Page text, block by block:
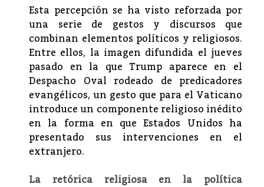
Esta percepción se ha visto reforzada por
una serie de gestos y discursos que
combinan elementos políticos y religiosos.
Entre ellos, la imagen difundida el jueves
pasado en la que Trump aparece en el
Despacho Oval rodeado de predicadores
evangélicos, un gesto que para el Vaticano
introduce un componente religioso inédito
en la forma en que Estados Unidos ha
presentado sus intervenciones en el
extranjero.
La retórica religiosa en la política